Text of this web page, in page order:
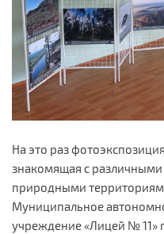
На это раз
знакомящая с
природными
Муниципальное
учреждение «Лицей № 11»